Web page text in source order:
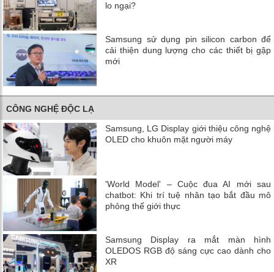
lo ngại?
Samsung sử dụng pin silicon carbon để
cải thiện dung lượng cho các thiết bị gập
mới
CÔNG NGHỆ ĐỘC LẠ
Samsung, LG Display giới thiệu công nghệ
OLED cho khuôn mặt người máy
'World Model' – Cuộc đua AI mới sau
chatbot: Khi trí tuệ nhân tạo bắt đầu mô
phỏng thế giới thực
Samsung Display ra mắt màn hình
OLEDOS RGB độ sáng cực cao dành cho
XR